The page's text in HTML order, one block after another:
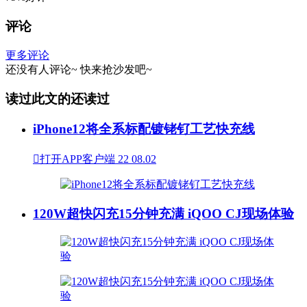
评论
更多评论
还没有人评论~ 快来抢沙发吧~
读过此文的还读过
iPhone12将全系标配镀铑钌工艺快充线
打开APP客户端 22 08.02
120W超快闪充15分钟充满 iQOO CJ现场体验